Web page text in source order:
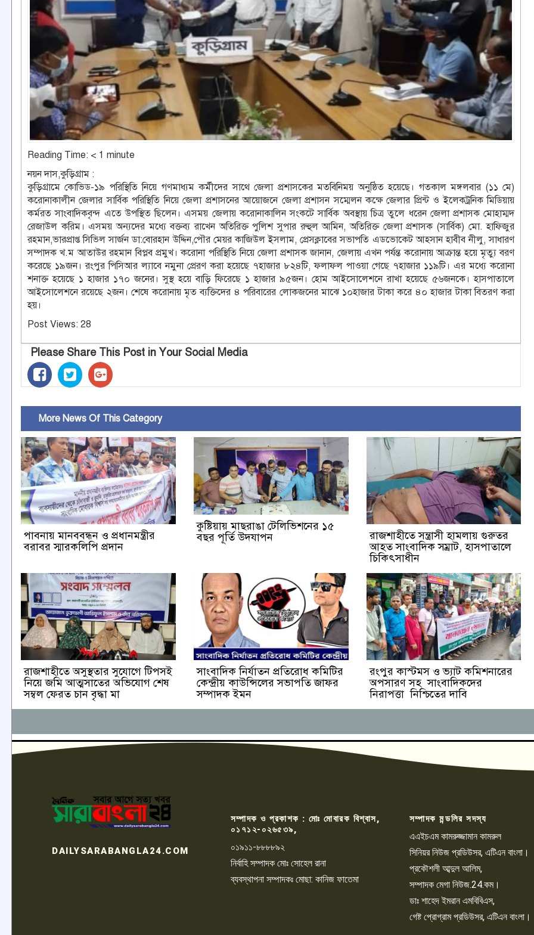
Reading Time: < 1 minute
নয়ন দাস,কুড়িগ্রাম :
কুড়িগ্রামে কোভিড-১৯ পরিস্থিতি নিয়ে গণমাধ্যম কর্মীদের সাথে জেলা প্রশাসকের মতবিনিময় অনুষ্ঠিত হয়েছে। গতকাল মঙ্গলবার (১১ মে)
করোনাকালীন জেলার সার্বিক পরিস্থিতি নিয়ে জেলা প্রশাসনের আয়োজনে জেলা প্রশাসন সম্মেলন কক্ষে জেলার প্রিন্ট ও ইলেকট্রনিক মিডিয়ায়
কর্মরত সাংবাদিকবৃন্দ এতে উপস্থিত ছিলেন। এসময় জেলায় করোনাকালিন সংকটে সার্বিক অবস্থায় চিত্র তুলে ধরেন জেলা প্রশাসক মোহাম্মদ
রেজাউল করিম। এসময় অন্যদের মধ্যে বক্তব্য রাখেন অতিরিক্ত পুলিশ সুপার রুহুল আমিন, অতিরিক্ত জেলা প্রশাসক (সার্বিক) মো. হাফিজুর
রহমান,ভারপ্রাপ্ত সিভিল সার্জন ডা:বোরহান উদ্দিন,পৌর মেয়র কাজিউল ইসলাম, প্রেসক্লাবের সভাপতি এডভোকেট আহসান হাবীব নীলু, সাধারণ
সম্পাদক খ.ম আতাউর রহমান বিপ্লব প্রমুখ। করোনা পরিস্থিতি নিয়ে জেলা প্রশাসক জানান, জেলায় এখন পর্যন্ত করোনায় আক্রান্ত হয়ে মৃত্যু বরণ
করেছে ১৯জন। রংপুর পিসিআর ল্যাবে নমুনা প্রেরণ করা হয়েছে ৭হাজার ৮২৪টি, ফলাফল পাওয়া গেছে ৭হাজার ১১৯টি। এর মধ্যে করোনা
শনাক্ত হয়েছে ১ হাজার ১৭০ জনের। সুস্থ হয়ে বাড়ি ফিরেছে ১ হাজার ৯৫জন। হোম আইসোলেশনে রাখা হয়েছে ৫৬জনকে। হাসপাতালে
আইসোলেশনে রয়েছে ২জন। শেষে করোনায় মৃত ব্যক্তিদের ৪ পরিবারের লোকজনের মাঝে ১০হাজার টাকা করে ৪০ হাজার টাকা বিতরণ করা
হয়।
Post Views: 28
Please Share This Post in Your Social Media
More News Of This Category
পাবনায় মানববন্ধন ও প্রধানমন্ত্রীর
বরাবর স্মারকলিপি প্রদান
কুষ্টিয়ায় মাছরাঙা টেলিভিশনের ১৫
বছর পূর্তি উদযাপন
রাজশাহীতে সন্ত্রাসী হামলায় গুরুতর
আহত সাংবাদিক সম্রাট, হাসপাতালে
চিকিৎসাধীন
রাজশাহীতে অসুস্থতার সুযোগে টিপসই
নিয়ে জমি আত্মসাতের অভিযোগ শেষ
সম্বল ফেরত চান বৃদ্ধা মা
সাংবাদিক নির্যাতন প্রতিরোধ কমিটির
কেন্দ্রীয় কাউন্সিলের সভাপতি জাফর
সম্পাদক ইমন
রংপুর কাস্টমস ও ভ্যাট কমিশনারের
অপসারণ সহ সাংবাদিকদের
নিরাপত্তা নিশ্চিতের দাবি
DAILYSARABANGLA24.COM
সম্পাদক ও প্রকাশক : মোঃ মোবারক বিশ্বাস,
০১৭১২-০২৬৫৩৯,
০১৯১১-৮৮৮৮৯২
নির্বাহি সম্পাদক মোঃ সোহেল রানা
ব্যবস্থাপনা সম্পাদকঃ মোছা: কানিজ ফাতেমা
সম্পাদক মন্ডলির সদস্য
এএইচএম কামরুজ্জামান কামরুল
সিনিয়র নিউজ প্রডিউসর, এটিএন বাংলা।
প্রকৌশলী আব্দুল আলিম,
সম্পাদক মেগা নিউজ.24.কম।
ডাঃ শাহেদ ইমরান এমবিবিএস,
গেষ্ট প্রোগ্রাম প্রডিউসর, এটিএন বাংলা।